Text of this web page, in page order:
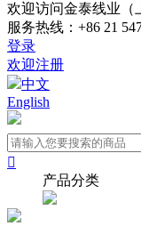
欢迎访问金泰线业（
服务热线：+86 21
登录
欢迎注册
中文
English

产品分类